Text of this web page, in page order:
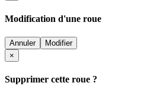
Modification d'une roue
Annuler
Modifier
×
Supprimer cette roue ?